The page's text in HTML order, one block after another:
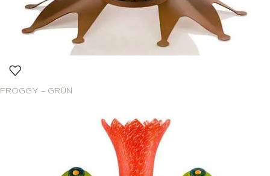
FROGGY – GRÜN